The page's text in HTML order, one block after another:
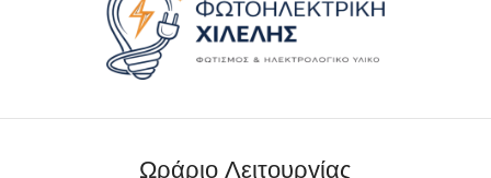
Ωράριο Λειτουργίας